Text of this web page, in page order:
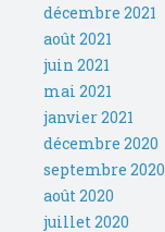
décembre 2021
août 2021
juin 2021
mai 2021
janvier 2021
décembre 2020
septembre 2020
août 2020
juillet 2020